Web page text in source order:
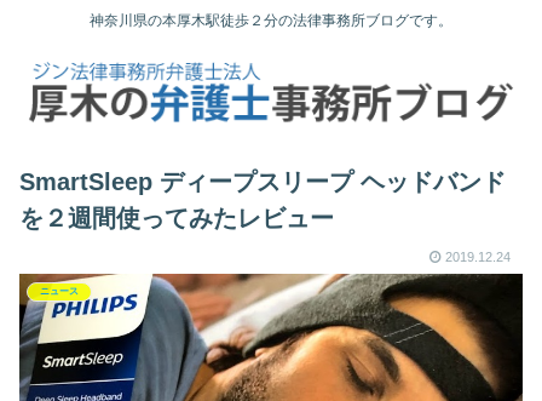
神奈川県の本厚木駅徒歩２分の法律事務所ブログです。
SmartSleep ディープスリープ ヘッドバンド
を２週間使ってみたレビュー
2019.12.24
ニュース